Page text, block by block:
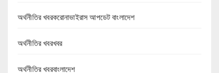
অর্থনীতির খবরকরোনাভাইরাস আপডেট বাংলাদেশ
অর্থনীতির খবরখবর
অর্থনীতির খবরবাংলাদেশ